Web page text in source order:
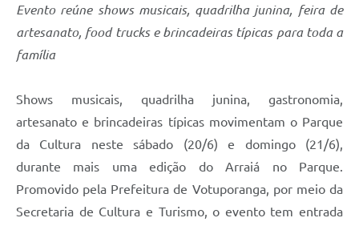
Contato
Evento reúne shows musicais, quadrilha junina, feira de
artesanato, food trucks e brincadeiras típicas para toda a
família
Shows musicais, quadrilha junina, gastronomia,
artesanato e brincadeiras típicas movimentam o Parque
da Cultura neste sábado (20/6) e domingo (21/6),
durante mais uma edição do Arraiá no Parque.
Promovido pela Prefeitura de Votuporanga, por meio da
Secretaria de Cultura e Turismo, o evento tem entrada